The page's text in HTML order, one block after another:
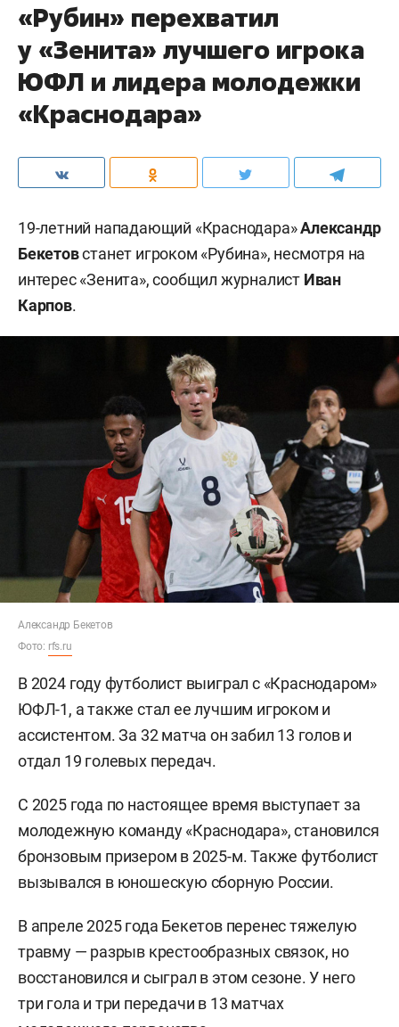
«Рубин» перехватил
у «Зенита» лучшего игрока
ЮФЛ и лидера молодежки
«Краснодара»
19-летний нападающий «Краснодара»Александр
Бекетовстанет игроком «Рубина», несмотря на
интерес «Зенита», сообщил журналист Иван
Карпов.
Александр Бекетов
Фото: rfs.ru
В 2024 году футболист выиграл с «Краснодаром»
ЮФЛ-1, а также стал ее лучшим игроком и
ассистентом. За 32 матча он забил 13 голов и
отдал 19 голевых передач.
С 2025 года по настоящее время выступает за
молодежную команду «Краснодара», становился
бронзовым призером в 2025-м. Также футболист
вызывался в юношескую сборную России.
В апреле 2025 года Бекетов перенес тяжелую
травму — разрыв крестообразных связок, но
восстановился и сыграл в этом сезоне. У него
три гола и три передачи в 13 матчах